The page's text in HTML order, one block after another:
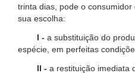
trinta dias, pode o
sua escolha:
I - a substituição do
espécie, em perfeitas
II - a restituição imediata